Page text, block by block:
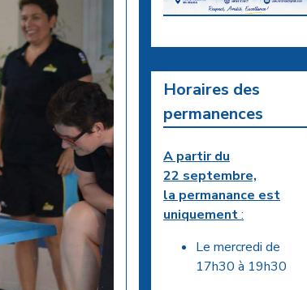
Horaires des
permanences
A partir du
22 septembre,
la permanance est
uniquement:
Le mercredi de
17h30 à 19h30